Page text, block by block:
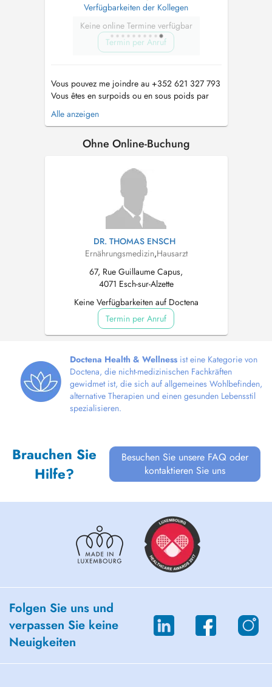
Verfügbarkeiten der Kollegen
Keine online Termine verfügbar
Termin per Anruf
Vous pouvez me joindre au +352 621 327 793
Vous êtes en surpoids ou en sous poids par
exemple, nous traitons cela par une approche
globale. Nous travaillons sur la gestion du
sommeil, etc. afin de maitriser les
Alle anzeigen
Ohne Online-Buchung
DR. THOMAS ENSCH
Ernährungsmedizin,Hausarzt
67, Rue Guillaume Capus,
4071 Esch-sur-Alzette
Keine Verfügbarkeiten auf Doctena
Termin per Anruf
Doctena Health & Wellness ist eine Kategorie von
Doctena, die nicht-medizinischen Fachkräften
gewidmet ist, die sich auf allgemeines Wohlbefinden,
alternative Therapien und einen gesunden Lebensstil
spezialisieren.
Brauchen Sie
Hilfe?
Besuchen Sie unsere FAQ oder
kontaktieren Sie uns
Folgen Sie uns und
verpassen Sie keine
Neuigkeiten